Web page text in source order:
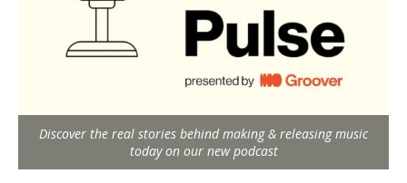
Discover the real stories behind making & releasing music
today on our new podcast